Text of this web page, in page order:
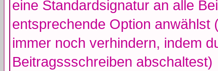
eine Standardsignatur an alle
entsprechende Option anwählst
immer noch verhindern, indem
Beitragssschreiben abschaltest)